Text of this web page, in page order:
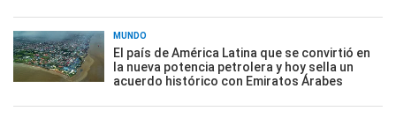
MUNDO
El país de América Latina que se convirtió en
la nueva potencia petrolera y hoy sella un
acuerdo histórico con Emiratos Árabes